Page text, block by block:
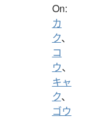
On:
カ
ク、
コ
ウ、
キャ
ク、
ゴウ